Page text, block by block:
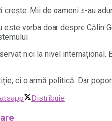
crește. Mii de oameni s-au
este vorba doar despre Călin
nici la nivel internațional.
ci o armă politică. Dar
Distribuie